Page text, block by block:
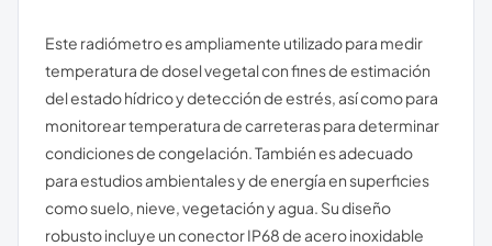
Este radiómetro es ampliamente utilizado para medir
temperatura de dosel vegetal con fines de estimación
del estado hídrico y detección de estrés, así como para
monitorear temperatura de carreteras para determinar
condiciones de congelación. También es adecuado
para estudios ambientales y de energía en superficies
como suelo, nieve, vegetación y agua. Su diseño
robusto incluye un conector IP68 de acero inoxidable